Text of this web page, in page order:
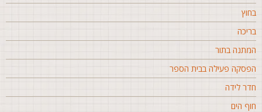
בתור
פעילה בבית הספר
לידה
הים